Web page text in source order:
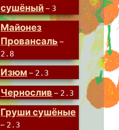
сушёный – 3
Майонез
Провансаль –
2.8
Изюм – 2.3
Чернослив – 2.3
Груши сушёные
– 2.3